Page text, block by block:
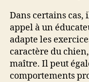
Dans certains
appel à un
adapte les
caractère du
maître. Il peut
comportements